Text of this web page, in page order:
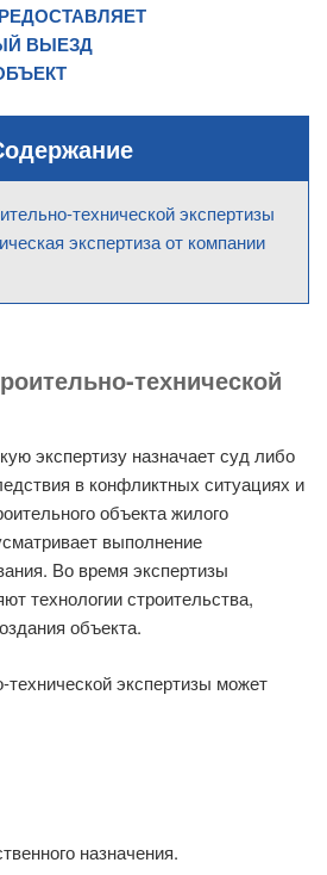
ВЫЕЗД
технической экспертизы
экспертиза от компании
технической
экспертизу назначает суд либо
в конфликтных ситуациях и
объекта жилого
выполнение
Во время экспертизы
технологии строительства,
объекта.
экспертизы может
назначения.